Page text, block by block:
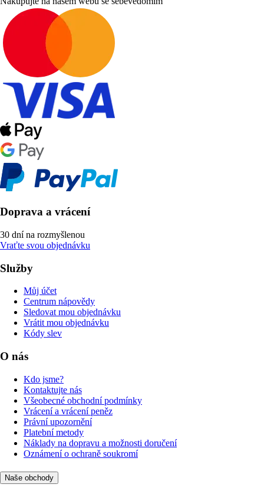
Doprava a vrácení
30 dní na rozmyšlenou
Vraťte svou objednávku
Služby
Můj účet
Centrum nápovědy
Sledovat mou objednávku
Vrátit mou objednávku
Kódy slev
O nás
Kdo jsme?
Kontaktujte nás
Všeobecné obchodní podmínky
Vrácení a vrácení peněz
Právní upozornění
Platební metody
Náklady na dopravu a možnosti doručení
Oznámení o ochraně soukromí
Naše obchody